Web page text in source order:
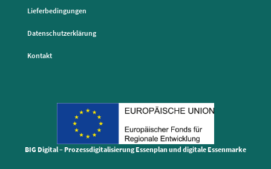
Lieferbedingungen
Datenschutzerklärung
Kontakt
BIG Digital – Prozessdigitalisierung Essenplan und digitale Essenmarke